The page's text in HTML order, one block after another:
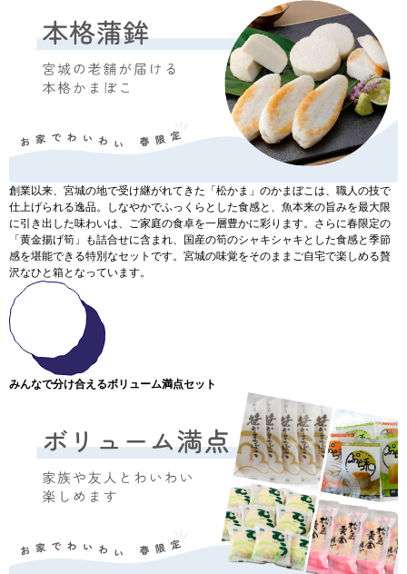
創業以来、宮城の地で受け継がれてきた「松かま」のかまぼこは、職人の技で
仕上げられる逸品。しなやかでふっくらとした食感と、魚本来の旨みを最大限
に引き出した味わいは、ご家庭の食卓を一層豊かに彩ります。さらに春限定の
「黄金揚げ筍」も詰合せに含まれ、国産の筍のシャキシャキとした食感と季節
感を堪能できる特別なセットです。宮城の味覚をそのままご自宅で楽しめる贅
沢なひと箱となっています。
みんなで分け合えるボリューム満点セット